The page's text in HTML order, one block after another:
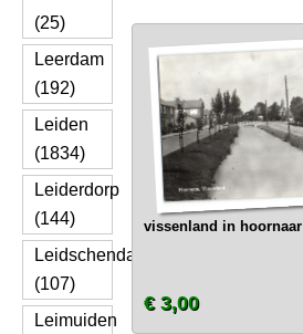
(25)
Leerdam
(192)
Leiden
(1834)
Leiderdorp
(144)
Leidschendam
(107)
Leimuiden
vissenland in hoornaar
€ 3,00